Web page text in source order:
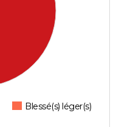
Blessé(s) léger(s)